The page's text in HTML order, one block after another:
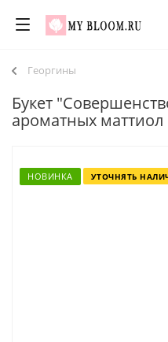
Георгины
Букет
ароматных маттиол
НОВИНКА УТОЧНЯТЬ